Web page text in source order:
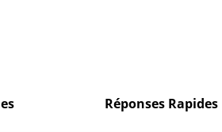
Réponses Rapides